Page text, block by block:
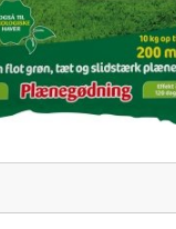
Varenummer